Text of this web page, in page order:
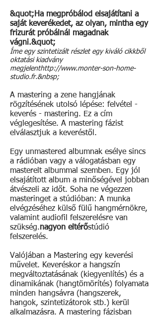
&quot;Ha megpróbálod elsajátítani a
saját keverékedet, az olyan, mintha egy
frizurát próbálnál magadnak
vágni.&quot;
Íme egy szintetizált részlet egy kiváló cikkből
oktatási kiadvány
megjelenthttp://www.monter-son-home-
studio.fr.&nbsp;
A mastering a zene hangjának
rögzítésének utolsó lépése: felvétel -
keverés - mastering. Ez a cím
véglegesítése. A mastering fázist
elválasztjuk a keveréstől.
Egy unmastered albumnak esélye sincs
a rádióban vagy a válogatásban egy
masterelt albummal szemben. Egy jól
elsajátított album a minőségével jobban
átvészeli az időt. Soha ne végezzen
masteringet a stúdióban: A munka
elvégzéséhez külső fülű hangmérnökre,
valamint audiofil felszerelésre van
szükség.nagyon eltérőstúdió
felszerelés.
Valójában a Mastering egy keverési
művelet. Keveréskor a hangszín
megváltoztatásának (kiegyenlítés) és a
dinamikának (hangtömörítés) folyamata
minden hangsávra (hangszerek,
hangok, szintetizátorok stb.) kerül
alkalmazásra. A mastering fázisban